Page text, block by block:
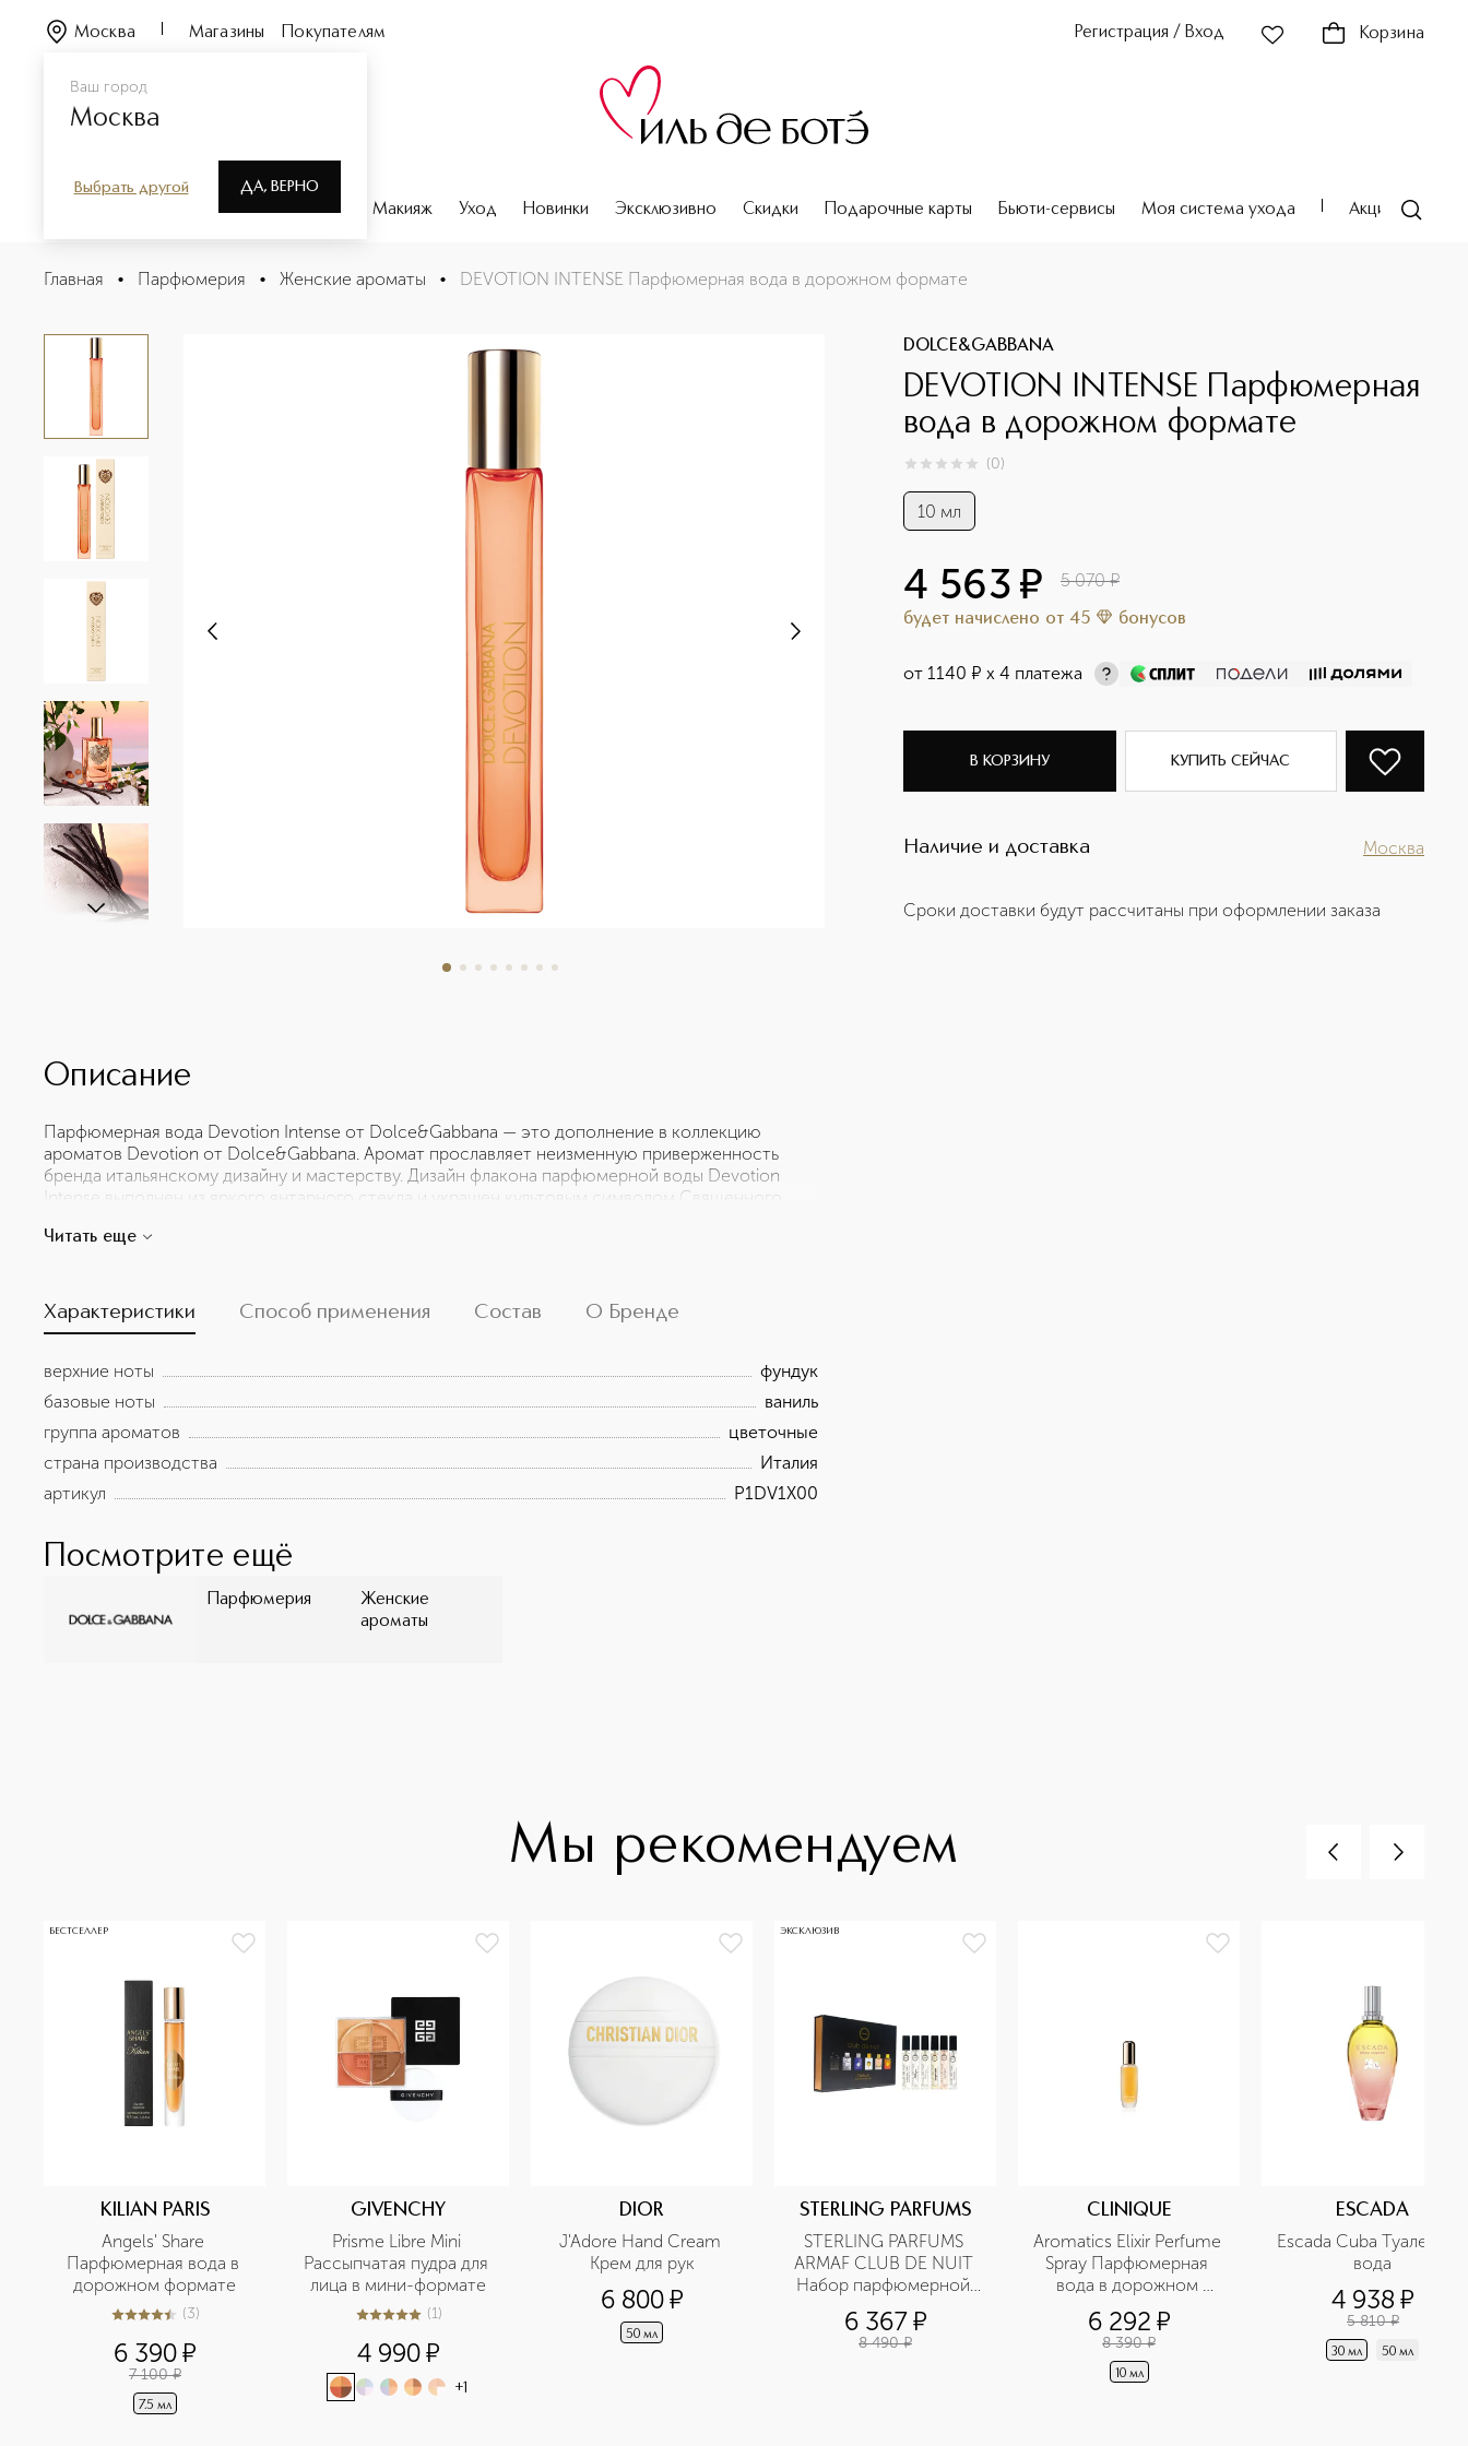
Ваш город
Москва
Выбрать другой ДА, ВЕРНО
Москва Магазины Покупателям Регистрация / Вход Корзина
Парфюмерия Макияж Уход Новинки Эксклюзивно Скидки Подарочные карты Бьюти-сервисы Моя система ухода Акции
DEVOTION INTENSE Парфюмерная вода в дорожном формате
Описание
Главная • Парфюмерия • Женские ароматы • DEVOTION INTENSE Парфюмерная вода в дорожном формате
DOLCE&GABBANA
DEVOTION INTENSE Парфюмерная
вода в дорожном формате
0из 0 (0)
10 мл
4 563 ¤ 5 070 ¤
будет начислено от 45 бонусов
от 1140 ¤ х 4 платежа
В КОРЗИНУ КУПИТЬ СЕЙЧАС
Наличие и доставка Москва
Сроки доставки будут рассчитаны при оформлении заказа
Описание
Парфюмерная вода Devotion Intense от Dolce&Gabbana — это дополнение в коллекцию
ароматов Devotion от Dolce&Gabbana. Аромат прославляет неизменную приверженность
бренда итальянскому дизайну и мастерству. Дизайн флакона парфюмерной воды Devotion
Intense выполнен из яркого янтарного стекла и украшен культовым символом Священного
характерными нотами цветка апельсина и ванили, обогащенными выразительными акцентами
Читать еще
Характеристики Способ применения Состав О Бренде
верхние ноты
фундук
базовые ноты
ваниль
группа ароматов
цветочные
страна производства
Италия
артикул
P1DV1X00
Посмотрите ещё
Парфюмерия
Женские
ароматы
Мы рекомендуем
БЕСТСЕЛЛЕР
KILIAN PARIS
Angels' Share
Парфюмерная вода в
дорожном формате
4.7 из53 (3)
6 390¤
7 100 ¤
7.5 мл
GIVENCHY
Prisme Libre Mini
Рассыпчатая пудра для
лица в мини-формате
5из 51 (1)
4 990¤
+1
DIOR
J'Adore Hand Cream
Крем для рук
6 800¤
50 мл
ЭКСКЛЮЗИВ
STERLING PARFUMS
STERLING PARFUMS
ARMAF CLUB DE NUIT
Набор парфюмерной
воды
6 367¤
8 490 ¤
CLINIQUE
Aromatics Elixir Perfume
Spray Парфюмерная
вода в дорожном
формате
6 292 ¤
8 390 ¤
10 мл
ESCADA
Escada Cuba Туалетная
вода
4 938 ¤
5 810 ¤
30 мл 50 мл